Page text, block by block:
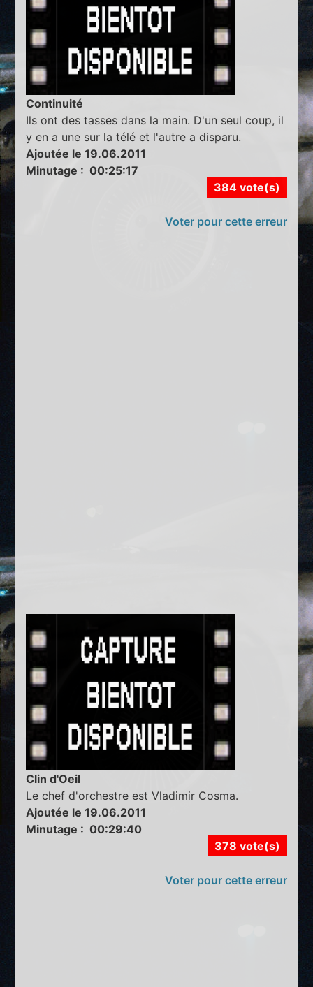
Continuité
Ils ont des tasses dans la main. D'un seul coup, il
y en a une sur la télé et l'autre a disparu.
Ajoutée le 19.06.2011
Minutage : 00:25:17
384 vote(s)
Voter pour cette erreur
Clin d'Oeil
Le chef d'orchestre est Vladimir Cosma.
Ajoutée le 19.06.2011
Minutage : 00:29:40
378 vote(s)
Voter pour cette erreur